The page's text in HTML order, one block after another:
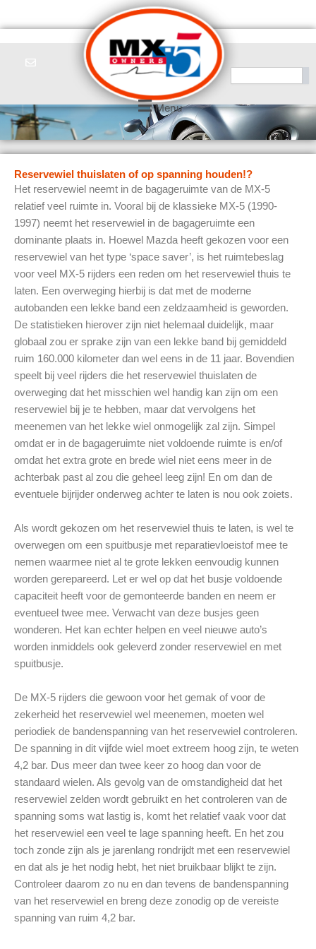
naar
Menu
Reservewiel thuislaten of op spanning houden!?
Het reservewiel neemt in de bagageruimte van de MX-5
relatief veel ruimte in. Vooral bij de klassieke MX-5 (1990-
1997) neemt het reservewiel in de bagageruimte een
dominante plaats in. Hoewel Mazda heeft gekozen voor een
reservewiel van het type ‘space saver’, is het ruimtebeslag
voor veel MX-5 rijders een reden om het reservewiel thuis te
laten. Een overweging hierbij is dat met de moderne
autobanden een lekke band een zeldzaamheid is geworden.
De statistieken hierover zijn niet helemaal duidelijk, maar
globaal zou er sprake zijn van een lekke band bij gemiddeld
ruim 160.000 kilometer dan wel eens in de 11 jaar. Bovendien
speelt bij veel rijders die het reservewiel thuislaten de
overweging dat het misschien wel handig kan zijn om een
reservewiel bij je te hebben, maar dat vervolgens het
meenemen van het lekke wiel onmogelijk zal zijn. Simpel
omdat er in de bagageruimte niet voldoende ruimte is en/of
omdat het extra grote en brede wiel niet eens meer in de
achterbak past al zou die geheel leeg zijn! En om dan de
eventuele bijrijder onderweg achter te laten is nou ook zoiets.
Als wordt gekozen om het reservewiel thuis te laten, is wel te
overwegen om een spuitbusje met reparatievloeistof mee te
nemen waarmee niet al te grote lekken eenvoudig kunnen
worden gerepareerd. Let er wel op dat het busje voldoende
capaciteit heeft voor de gemonteerde banden en neem er
eventueel twee mee. Verwacht van deze busjes geen
wonderen. Het kan echter helpen en veel nieuwe auto’s
worden inmiddels ook geleverd zonder reservewiel en met
spuitbusje.
De MX-5 rijders die gewoon voor het gemak of voor de
zekerheid het reservewiel wel meenemen, moeten wel
periodiek de bandenspanning van het reservewiel controleren.
De spanning in dit vijfde wiel moet extreem hoog zijn, te weten
4,2 bar. Dus meer dan twee keer zo hoog dan voor de
standaard wielen. Als gevolg van de omstandigheid dat het
reservewiel zelden wordt gebruikt en het controleren van de
spanning soms wat lastig is, komt het relatief vaak voor dat
het reservewiel een veel te lage spanning heeft. En het zou
toch zonde zijn als je jarenlang rondrijdt met een reservewiel
en dat als je het nodig hebt, het niet bruikbaar blijkt te zijn.
Controleer daarom zo nu en dan tevens de bandenspanning
van het reservewiel en breng deze zonodig op de vereiste
spanning van ruim 4,2 bar.